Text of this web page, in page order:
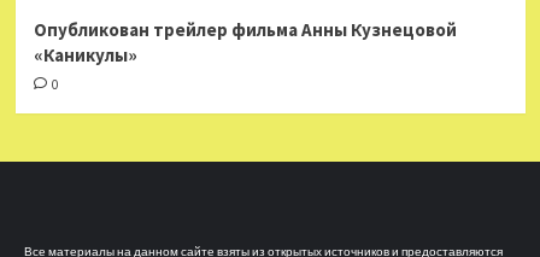
Опубликован трейлер фильма Анны Кузнецовой
«Каникулы»
0
Все материалы на данном сайте взяты из открытых источников и предоставляются